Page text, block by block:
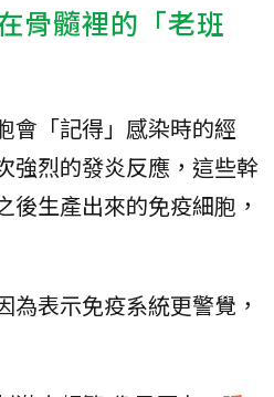
骨髓裡的「老班
會「記得」感染時的經
強烈的發炎反應，這些幹
後生產出來的免疫細胞，
為表示免疫系統更警覺，